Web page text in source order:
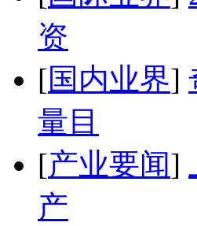
资
[国内业界]
量目
[产业要闻]
产